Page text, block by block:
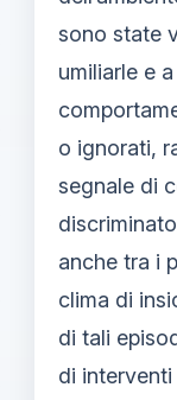
sono state
umiliarle e
o ignorati,
segnale di
anche tra i
clima di
di tali
di